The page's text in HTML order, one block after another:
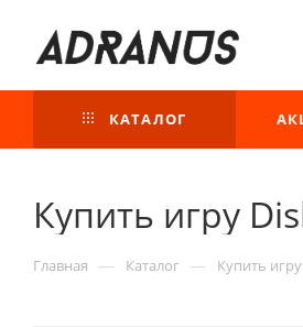
КАТАЛОГ
Купить игру
Главная — Каталог — Купить игру